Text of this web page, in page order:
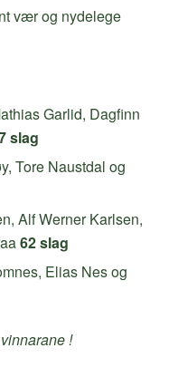
vær og nydelege
Garlid, Dagfinn
slag
Tore Naustdal og
Alf Werner Karlsen,
62 slag
Elias Nes og
!